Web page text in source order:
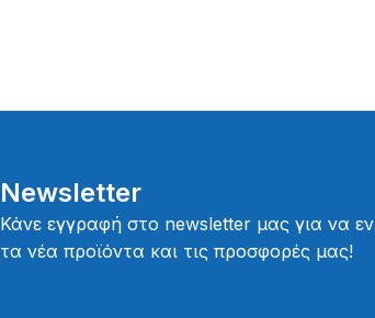
Newsletter
Κάνε εγγραφή στο newsletter μας για να
τα νέα προϊόντα και τις προσφορές μας!